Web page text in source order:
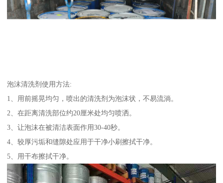
泡沫清洗剂使用方法:
1、用前摇晃均匀，喷出的清洗剂为泡沫状，不易流淌。
2、在距离清洗部位约20厘米处均匀喷洒。
3、让泡沫在被清洁表面作用30-40秒。
4、较厚污垢和缝隙处应用于干净小刷擦拭干净。
5、用干布擦拭干净。